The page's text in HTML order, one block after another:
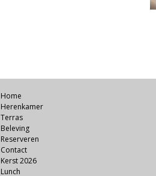
Home
Herenkamer
Terras
Beleving
Reserveren
Contact
Kerst 2026
Lunch